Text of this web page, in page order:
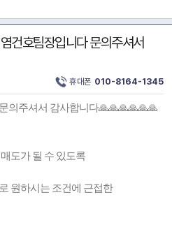
건호팀장입니다 문의주셔서
휴대폰 010-8164-1345
의주셔서 감사합니다🙏🙏🙏🙏🙏🙏
도가 될 수 있도록
원하시는 조건에 근접한